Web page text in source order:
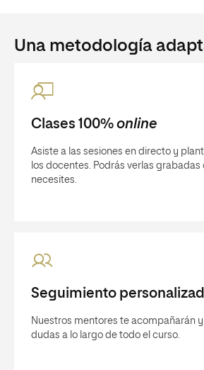
Una metodología
Clases 100% online
Asiste a las sesiones en directo y
los docentes. Podrás verlas grabadas
necesites.
Seguimiento
Nuestros mentores te acompañarán
dudas a lo largo de todo el curso.